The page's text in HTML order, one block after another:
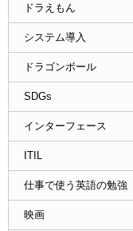
ドラえもん
システム導入
ドラゴンボール
SDGs
インターフェース
ITIL
仕事で使う英語の勉強
映画